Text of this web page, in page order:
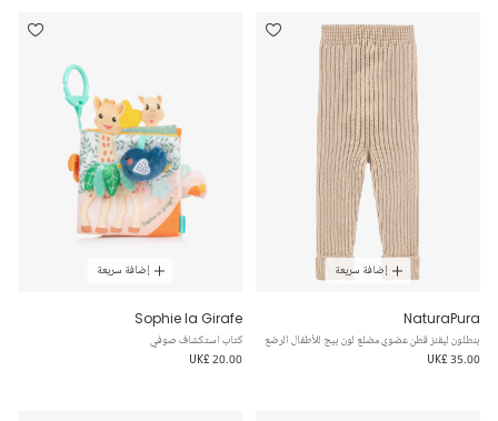
إضافة سريعة
NaturaPura
بنطلون ليقنز قطن عضوي مضلع لون بيج للأطفال الرضع
UK£ 35.00
إضافة سريعة
Sophie la Girafe
كتاب استكشاف صوفي
UK£ 20.00